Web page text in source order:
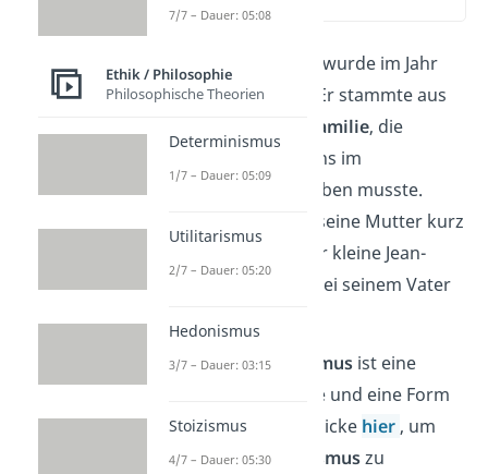
Jean-Jacques
Rousseau wurde im Jahr
1712 in Genf geboren. Er stammte aus
calvinistischen Familie, die
aufgrund ihres Glaubens im
schweizerischen Exil
leben musste.
Tragischerweise starb seine Mutter kurz
nach seiner Geburt. Der kleine Jean-
Jacques lebte deshalb bei seinem Vater
Übrigens:DerCalvinismusist eine
religiöse Glaubenslehre und eine Form
des Protestantismus. Klicke hier , um
mehr über denCalvinismuszu
7/7 – Dauer: 05:08
Ethik / Philosophie
Philosophische Theorien
Determinismus
1/7 – Dauer: 05:09
Utilitarismus
2/7 – Dauer: 05:20
Hedonismus
3/7 – Dauer: 03:15
Stoizismus
4/7 – Dauer: 05:30